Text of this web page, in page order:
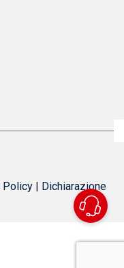
Policy | Dichiarazione